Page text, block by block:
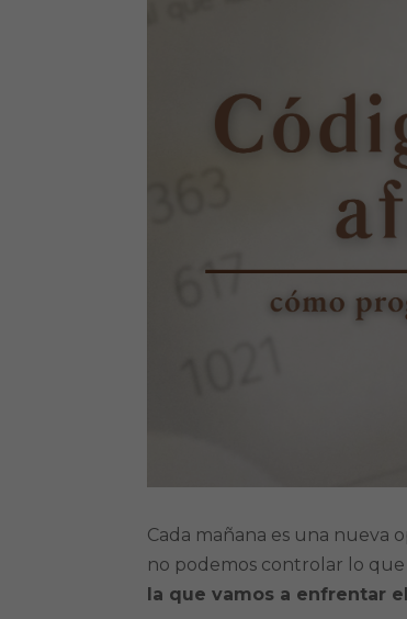
Cada mañana es una nueva
no podemos controlar lo
la que vamos a enfrentar